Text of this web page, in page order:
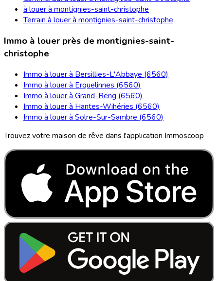
à louer à montignies-saint-christophe
Terrain à louer à montignies-saint-christophe
Immo à louer près de montignies-saint-
christophe
Immo à louer à Bersillies-L'Abbaye (6560)
Immo à louer à Erquelinnes (6560)
Immo à louer à Grand-Reng (6560)
Immo à louer à Hantes-Wihéries (6560)
Immo à louer à Solre-Sur-Sambre (6560)
Trouvez votre maison de rêve dans l'application Immoscoop